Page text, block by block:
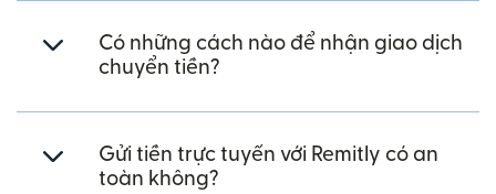
Có những cách nào để nhận giao dịch
chuyển tiền?
Gửi tiền trực tuyến với Remitly có an
toàn không?